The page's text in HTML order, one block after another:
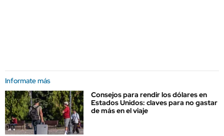
Informate más
Consejos para rendir los dólares en
Estados Unidos: claves para no gastar
de más en el viaje